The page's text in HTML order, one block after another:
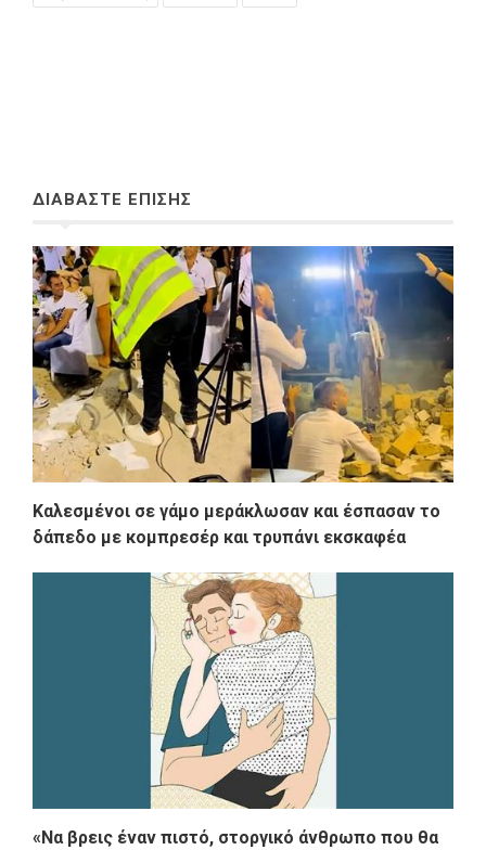
ΔΙΑΒΑΣΤΕ ΕΠΙΣΗΣ
Καλεσμένοι σε γάμο μεράκλωσαν και έσπασαν το
δάπεδο με κομπρεσέρ και τρυπάνι εκσκαφέα
«Να βρεις έναν πιστό, στοργικό άνθρωπο που θα